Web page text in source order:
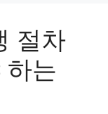
절차
하는